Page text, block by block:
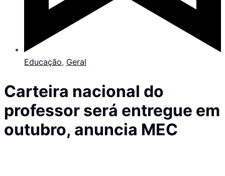
Educação, Geral
Carteira nacional do
professor será entregue em
outubro, anuncia MEC